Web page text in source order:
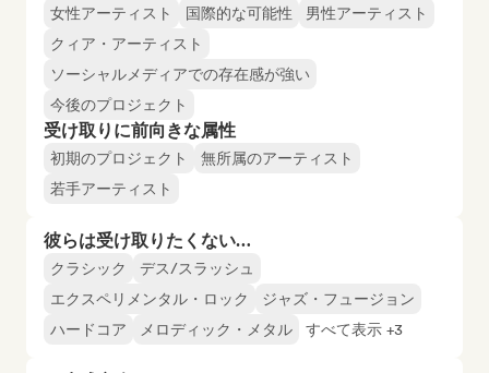
女性アーティスト
国際的な可能性
男性アーティスト
クィア・アーティスト
ソーシャルメディアでの存在感が強い
今後のプロジェクト
受け取りに前向きな属性
初期のプロジェクト
無所属のアーティスト
若手アーティスト
彼らは受け取りたくない…
クラシック
デス/スラッシュ
エクスペリメンタル・ロック
ジャズ・フュージョン
ハードコア
メロディック・メタル すべて表示 +3